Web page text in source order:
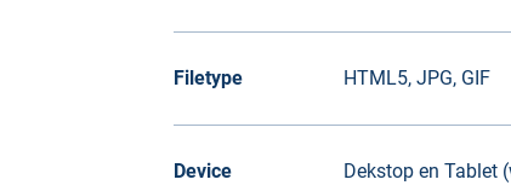
Filetype HTML5, JPG, GIF
Device Dekstop en Tablet